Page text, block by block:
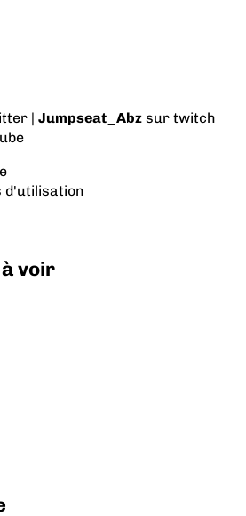
|Jumpseat_Abz sur twitch
d'utilisation
voir